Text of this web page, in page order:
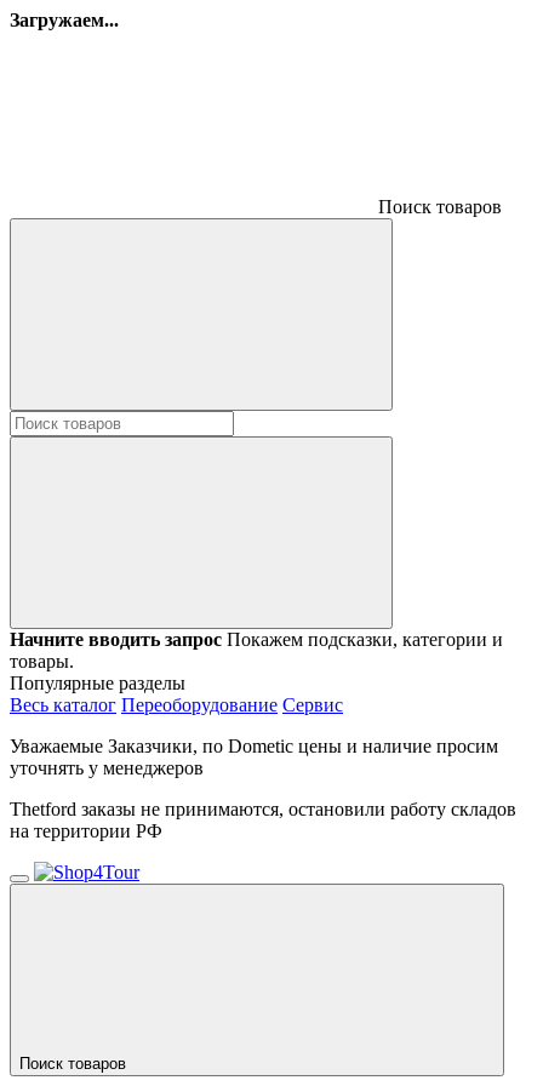
Загружаем...
Поиск товаров
Начните вводить запрос Покажем подсказки, категории и
товары.
Популярные разделы
Весь каталог Переоборудование Сервис
Уважаемые Заказчики, по Dometic цены и наличие просим
уточнять у менеджеров
Thetford заказы не принимаются, остановили работу складов
на территории РФ
Поиск товаров